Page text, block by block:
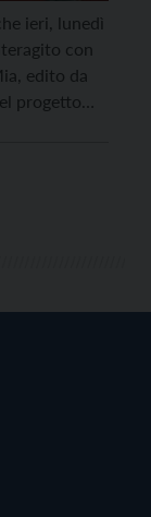
ieri, lunedì
con
edito da
progetto